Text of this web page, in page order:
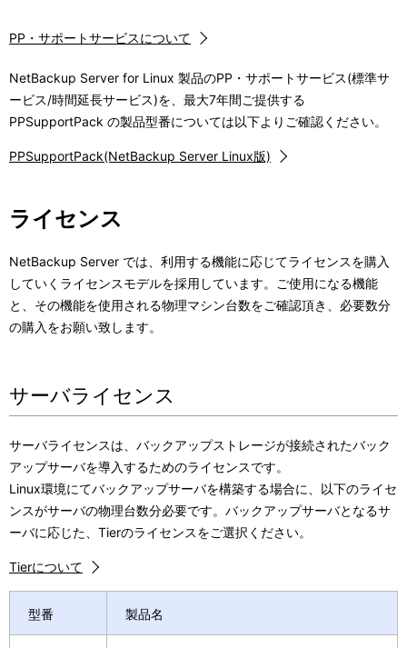
PP・サポートサービスについて
NetBackup Server for Linux 製品のPP・サポートサービス(標準サ
ービス/時間延長サービス)を、最大7年間ご提供する
PPSupportPack の製品型番については以下よりご確認ください。
PPSupportPack(NetBackup Server Linux版)
ライセンス
NetBackup Server では、利用する機能に応じてライセンスを購入
していくライセンスモデルを採用しています。ご使用になる機能
と、その機能を使用される物理マシン台数をご確認頂き、必要数分
の購入をお願い致します。
サーバライセンス
サーバライセンスは、バックアップストレージが接続されたバック
アップサーバを導入するためのライセンスです。
Linux環境にてバックアップサーバを構築する場合に、以下のライセ
ンスがサーバの物理台数分必要です。バックアップサーバとなるサ
ーバに応じた、Tierのライセンスをご選択ください。
Tierについて
型番 製品名